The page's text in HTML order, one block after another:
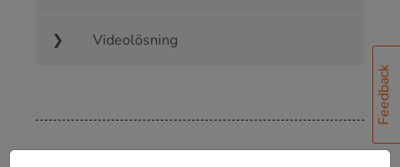
Feedback
Videolösning